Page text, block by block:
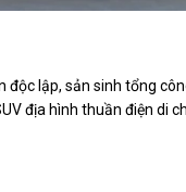
lập, sản sinh tổng
địa hình thuần điện di